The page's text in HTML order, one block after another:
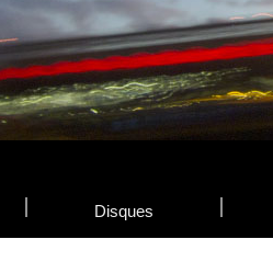
Disques